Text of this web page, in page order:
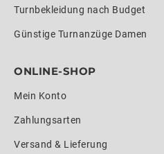
Turnbekleidung nach Budget
Günstige Turnanzüge Damen
ONLINE-SHOP
Mein Konto
Zahlungsarten
Versand & Lieferung